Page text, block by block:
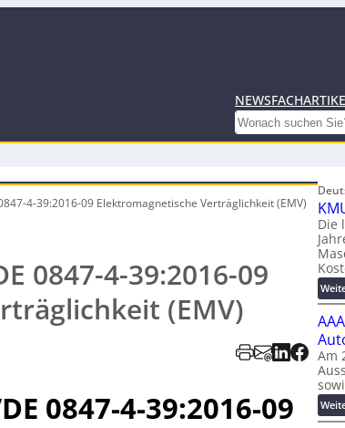
NEWS
Search
4-39:2016-09 Elektromagnetische Verträglichkeit (EMV)
0847-4-39:2016-09
(EMV)
0847-4-39:2016-09
Die
Am